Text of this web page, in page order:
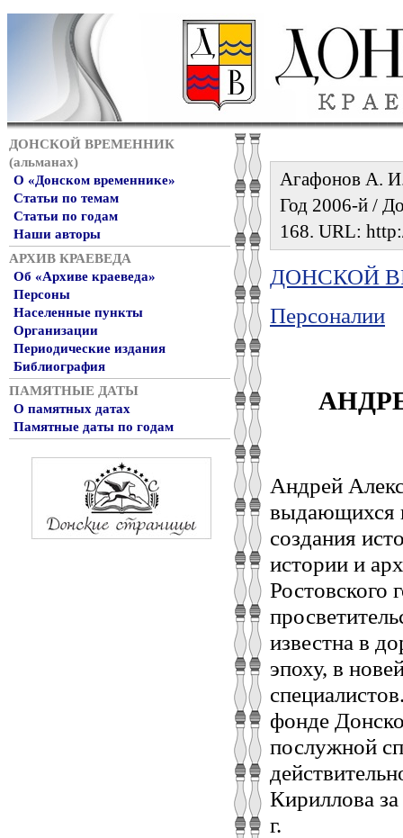
ДОНСКОЙ ВРЕМЕННИК
(альманах)
О «Донском временнике»
Статьи по темам
Статьи по годам
Наши авторы
АРХИВ КРАЕВЕДА
Об «Архиве краеведа»
Персоны
Населенные пункты
Организации
Периодические издания
Библиография
ПАМЯТНЫЕ ДАТЫ
О памятных датах
Памятные даты по годам
Агафонов А.
Год 2006-й /
168. URL:
ДОНСКОЙ
Персоналии
Андрей
выдающихся
создания
истории и
Ростовского
известна в
эпоху, в
фонде
послужной
Кириллова
г.